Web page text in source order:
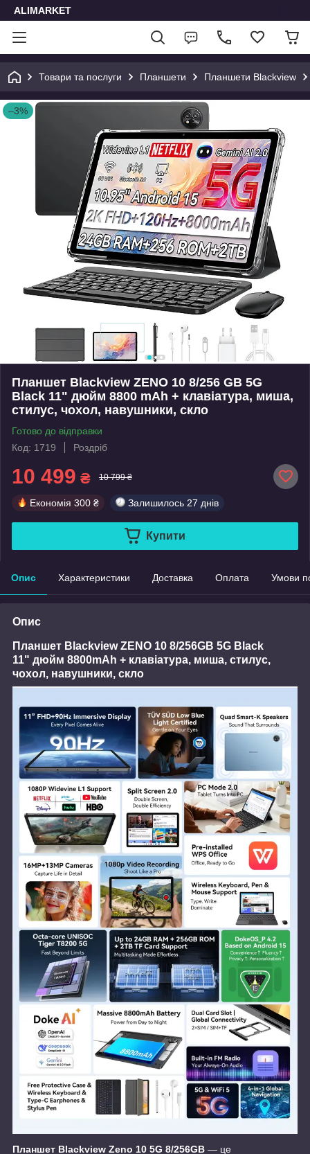
ALIMARKET
Товари та послуги Планшети Планшети Blackview
–3%
Планшет Blackview ZENO 10 8/256 GB 5G
Black 11" дюйм 8800 mAh + клавіатура, миша,
стилус, чохол, навушники, скло
Готово до відправки
Код: 1719
Роздріб
10 499 ₴ 10 799 ₴
Економія 300 ₴ Залишилось 27 днів
Купити
Опис Характеристики Доставка Оплата Умови
Опис
Планшет Blackview ZENO 10 8/256GB 5G Black
11" дюйм 8800mAh + клавіатура, миша, стилус,
чохол, навушники, скло
Планшет Blackview Zeno 10 5G 8/256GB — це